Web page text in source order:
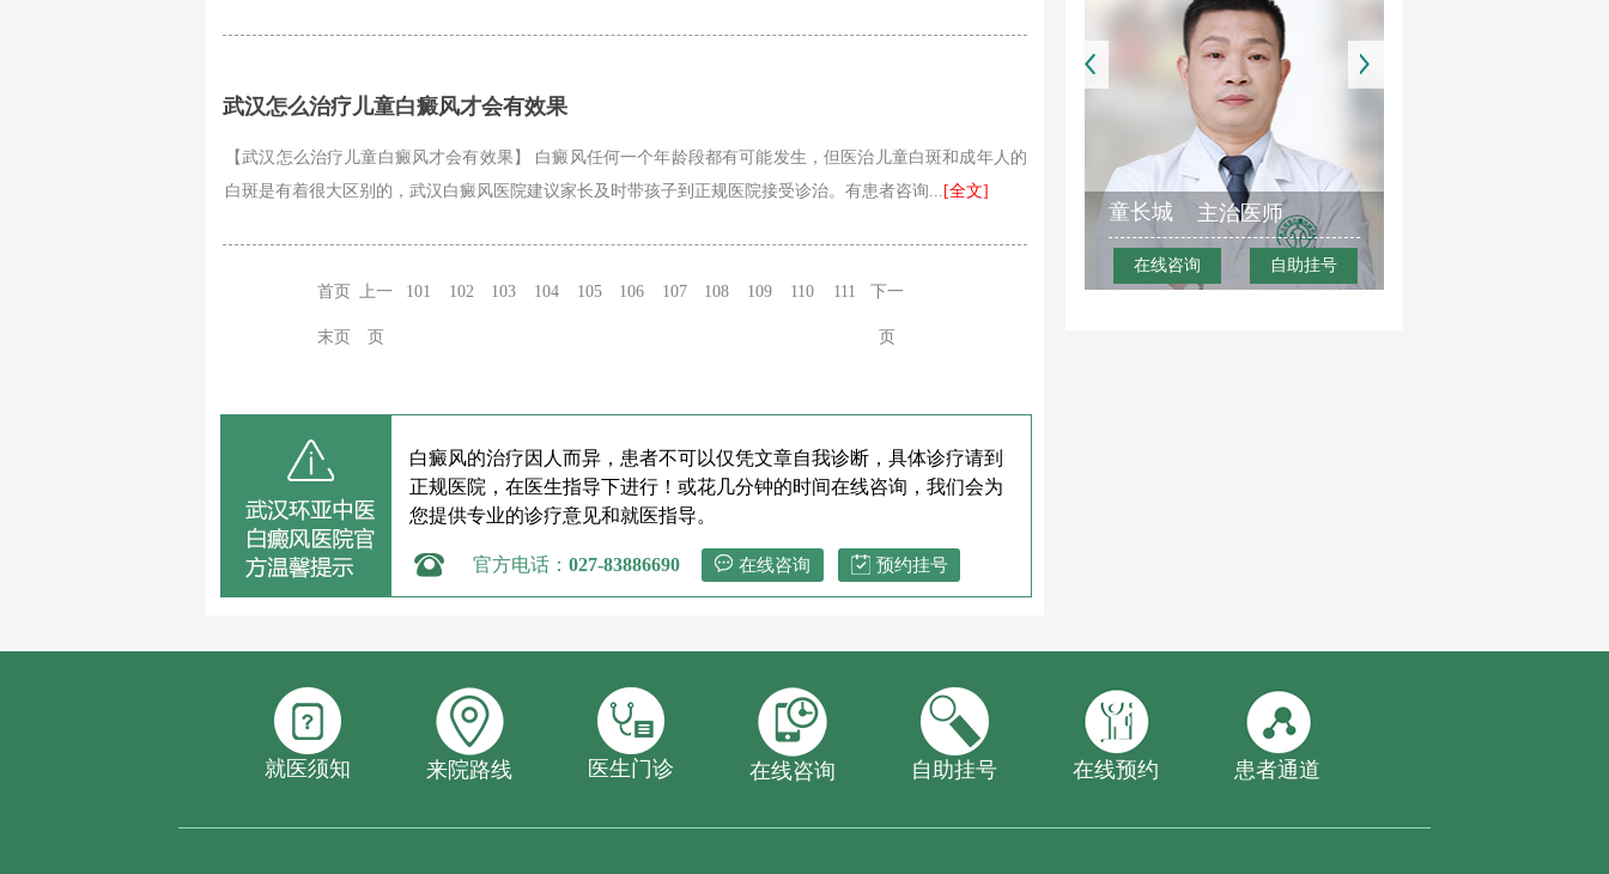
武汉怎么治疗儿童白癜风才会有效果
【武汉怎么治疗儿童白癜风才会有效果】 白癜风任何一个年龄段都有可能发生，但医治儿童白斑和成年人的
白斑是有着很大区别的，武汉白癜风医院建议家长及时带孩子到正规医院接受诊治。有患者咨询... [全文]
首页 上一
页
101 102 103 104 105 106 107 108 109 110 111 下一
页
末页
白癜风的治疗因人而异，患者不可以仅凭文章自我诊断，具体诊疗请到
正规医院，在医生指导下进行！或花几分钟的时间在线咨询，我们会为
您提供专业的诊疗意见和就医指导。
官方电话： 027-83886690 在线咨询 预约挂号
童长城 主治医师
在线咨询 自助挂号
就医须知 来院路线 医生门诊 在线咨询 自助挂号 在线预约 患者通道